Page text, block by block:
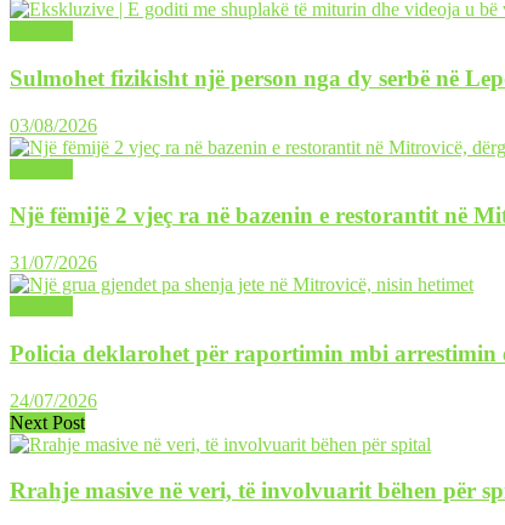
Sulmohet fizikisht një person nga dy serbë në
03/08/2026
Një fëmijë 2 vjeç ra në bazenin e restorantit në
31/07/2026
Policia deklarohet për raportimin mbi
24/07/2026
Next Post
Rrahje masive në veri, të involvuarit bëhen për